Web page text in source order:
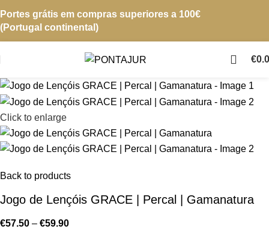
Portes grátis em compras superiores a 100€
(Portugal continental)
€
Click to enlarge
Back to products
Jogo de Lençóis GRACE | Percal | Gamanatura
€57.50 – €59.90